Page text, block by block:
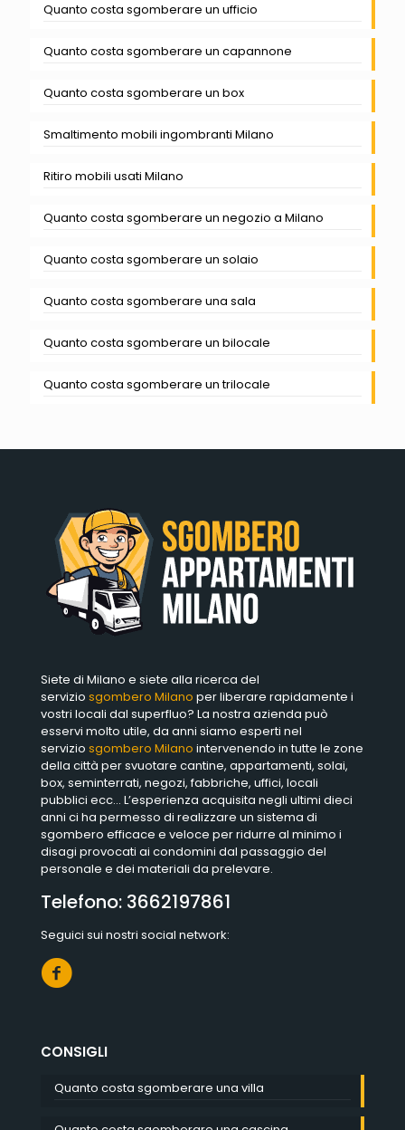
Quanto costa sgomberare un ufficio
Quanto costa sgomberare un capannone
Quanto costa sgomberare un box
Smaltimento mobili ingombranti Milano
Ritiro mobili usati Milano
Quanto costa sgomberare un negozio a Milano
Quanto costa sgomberare un solaio
Quanto costa sgomberare una sala
Quanto costa sgomberare un bilocale
Quanto costa sgomberare un trilocale
Siete di Milano e siete alla ricerca del
servizio sgombero Milano per liberare rapidamente i
vostri locali dal superfluo? La nostra azienda può
esservi molto utile, da anni siamo esperti nel
servizio sgombero Milano intervenendo in tutte le zone
della città per svuotare cantine, appartamenti, solai,
box, seminterrati, negozi, fabbriche, uffici, locali
pubblici ecc… L’esperienza acquisita negli ultimi dieci
anni ci ha permesso di realizzare un sistema di
sgombero efficace e veloce per ridurre al minimo i
disagi provocati ai condomini dal passaggio del
personale e dei materiali da prelevare.
Telefono: 3662197861
Seguici sui nostri social network:
CONSIGLI
Quanto costa sgomberare una villa